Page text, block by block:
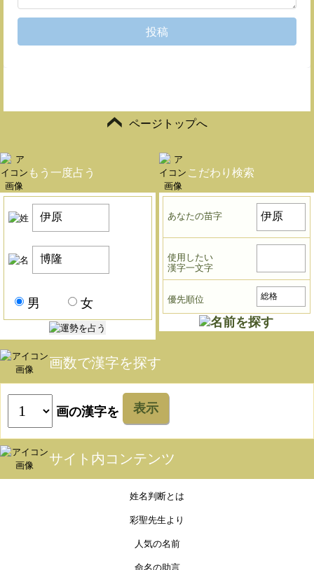
投稿
ページトップへ
もう一度占う
男 女
こだわり検索
あなたの苗字
使用したい
漢字一文字
優先順位
画数で漢字を探す
画の漢字を 表示
サイト内コンテンツ
姓名判断とは
彩聖先生より
人気の名前
命名の助言